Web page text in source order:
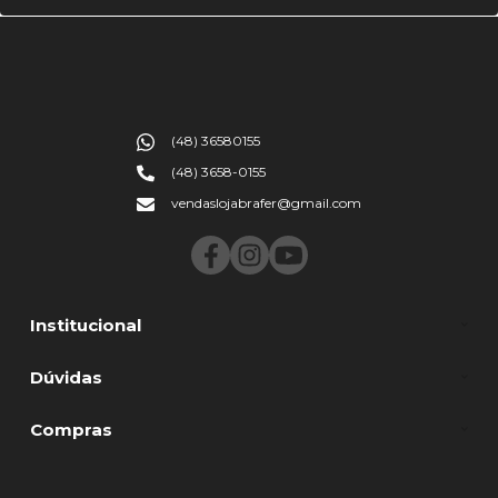
Institucional
Dúvidas
Compras
(48) 36580155
(48) 3658-0155
vendaslojabrafer@gmail.com